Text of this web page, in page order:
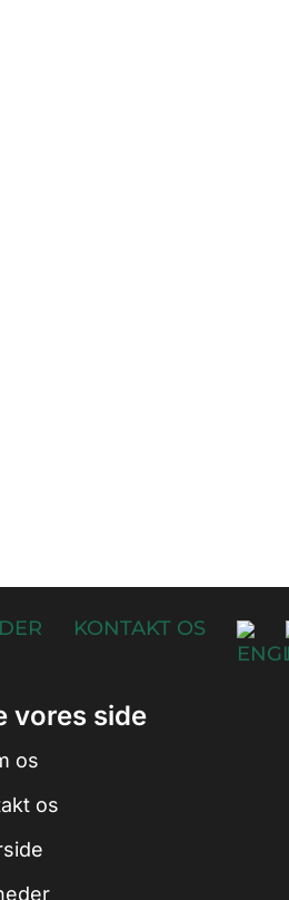
KONTAKT OS
vores side
os
os